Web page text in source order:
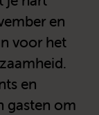
en
voor het
en
gasten om